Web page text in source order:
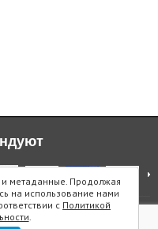
и метаданные. Продолжая
на использование нами
с Политикой
.